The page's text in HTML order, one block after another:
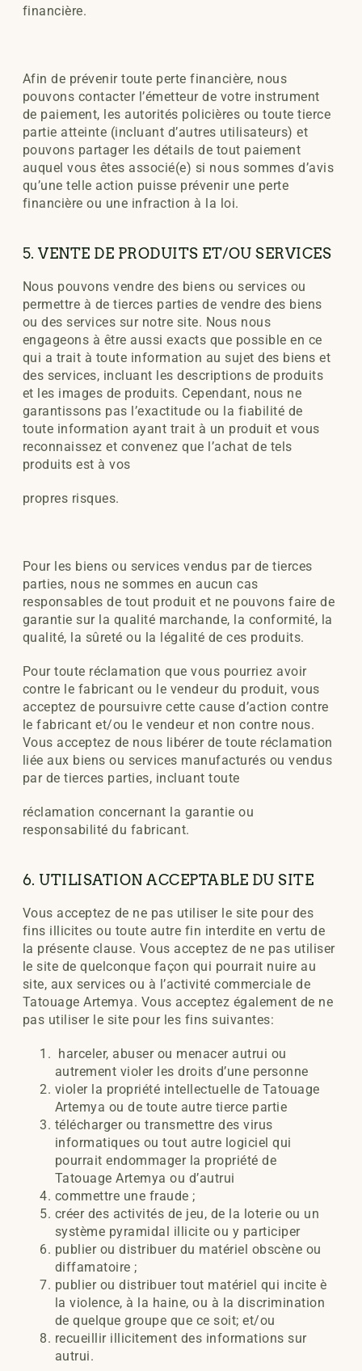
financière.
Afin de prévenir toute perte financière, nous
pouvons contacter l’émetteur de votre instrument
de paiement, les autorités policières ou toute tierce
partie atteinte (incluant d’autres utilisateurs) et
pouvons partager les détails de tout paiement
auquel vous êtes associé(e) si nous sommes d’avis
qu’une telle action puisse prévenir une perte
financière ou une infraction à la loi.
5. VENTE DE PRODUITS ET/OU SERVICES
Nous pouvons vendre des biens ou services ou
permettre à de tierces parties de vendre des biens
ou des services sur notre site. Nous nous
engageons à être aussi exacts que possible en ce
qui a trait à toute information au sujet des biens et
des services, incluant les descriptions de produits
et les images de produits. Cependant, nous ne
garantissons pas l’exactitude ou la fiabilité de
toute information ayant trait à un produit et vous
reconnaissez et convenez que l’achat de tels
produits est à vos
propres risques.
Pour les biens ou services vendus par de tierces
parties, nous ne sommes en aucun cas
responsables de tout produit et ne pouvons faire de
garantie sur la qualité marchande, la conformité, la
qualité, la sûreté ou la légalité de ces produits.
Pour toute réclamation que vous pourriez avoir
contre le fabricant ou le vendeur du produit, vous
acceptez de poursuivre cette cause d’action contre
le fabricant et/ou le vendeur et non contre nous.
Vous acceptez de nous libérer de toute réclamation
liée aux biens ou services manufacturés ou vendus
par de tierces parties, incluant toute
réclamation concernant la garantie ou
responsabilité du fabricant.
6. UTILISATION ACCEPTABLE DU SITE
Vous acceptez de ne pas utiliser le site pour des
fins illicites ou toute autre fin interdite en vertu de
la présente clause. Vous acceptez de ne pas utiliser
le site de quelconque façon qui pourrait nuire au
site, aux servicesou à l’activité commerciale de
Tatouage Artemya. Vous acceptez également de ne
pas utiliser le site pour les fins suivantes:
harceler, abuser ou menacer autrui ou
autrement violer les droits d’une personne
violer la propriété intellectuelle de Tatouage
Artemya ou de toute autre tierce partie
télécharger ou transmettre des virus
informatiques ou tout autre logiciel qui
pourrait endommager la propriété de
Tatouage Artemya ou d’autrui
commettre une fraude ;
créer des activités de jeu, de la loterie ou un
système pyramidal illicite ou y participer
publier ou distribuer du matériel obscène ou
diffamatoire ;
publier ou distribuer tout matériel qui incite è
la violence, à la haine, ou à la discrimination
de quelque groupe que ce soit; et/ou
recueillir illicitement des informations sur
autrui.